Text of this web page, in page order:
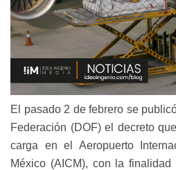
El pasado 2 de febrero se
Federación (DOF) el decreto
carga en el Aeropuerto
México (AICM), con la